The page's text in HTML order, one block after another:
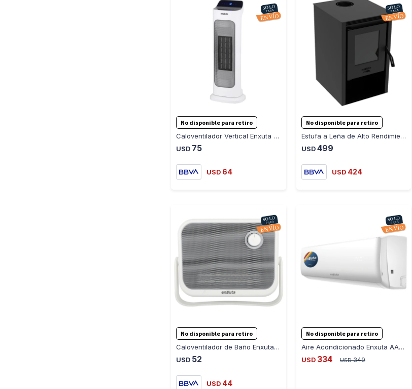
No disponible para retiro
Caloventilador Vertical Enxuta CVENXV3520
USD 75
USD 64
No disponible para retiro
Estufa a Leña de Alto Rendimiento Enxuta EENXAR47
USD 499
USD 424
No disponible para retiro
Caloventilador de Baño Enxuta CVENXB3520
USD 52
USD 44
No disponible para retiro
Aire Acondicionado Enxuta AAENX222 9000 BTU - BLANCO
USD 334 USD 349